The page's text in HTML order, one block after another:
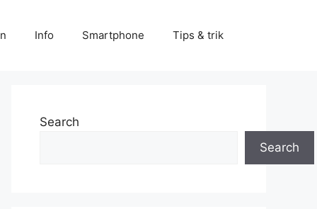
Info Smartphone Tips & trik
Search
Search